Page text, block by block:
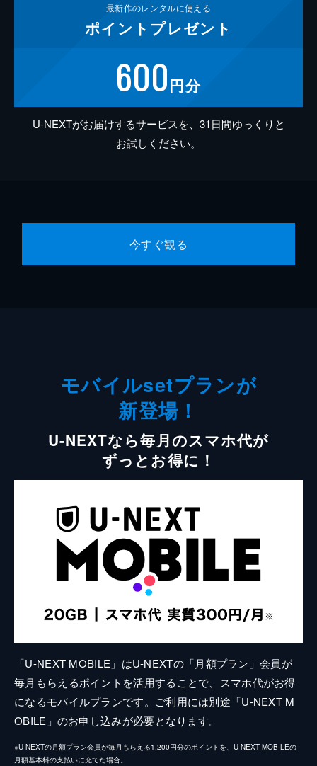
最新作のレンタルに使える
ポイント プレゼント
600円分
U-NEXTがお届けするサービスを、31日間ゆっくりと
お試しください。
今すぐ観る
モバイルsetプランが
新登場！
U-NEXTなら毎月のスマホ代が
ずっとお得に！
「U-NEXT MOBILE」はU-NEXTの「月額プラン」会員が
毎月もらえるポイントを活用することで、スマホ代がお得
になるモバイルプランです。ご利用には別途「U-NEXT M
OBILE」のお申し込みが必要となります。
※U-NEXTの月額プラン会員が毎月もらえる1,200円分のポイントを、U-NEXT MOBILEの
月額基本料の支払いに充てた場合。